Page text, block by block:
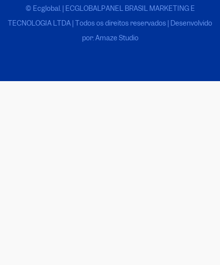
© Ecglobal. | ECGLOBALPANEL BRASIL MARKETING E
TECNOLOGIA LTDA | Todos os direitos reservados | Desenvolvido
por: Amaze Studio